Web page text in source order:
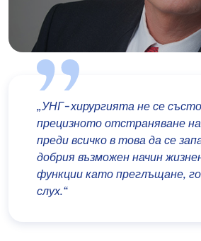
„УНГ-хирургията не се
прецизното отстраняване
преди всичко в това да се
добрия възможен начин
функции като преглъщане,
слух.“